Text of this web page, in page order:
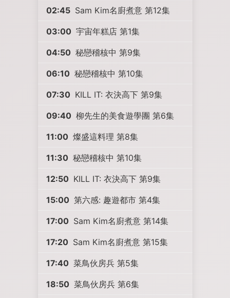
02:45 Sam Kim名廚煮意 第12集
03:00 宇宙年糕店 第1集
04:50 秘戀稽核中 第9集
06:10 秘戀稽核中 第10集
07:30 KILL IT: 衣決高下 第9集
09:40 柳先生的美食遊學團 第6集
11:00 燦盛這料理 第8集
11:30 秘戀稽核中 第10集
12:50 KILL IT: 衣決高下 第9集
15:00 第六感: 趣遊都市 第4集
17:00 Sam Kim名廚煮意 第14集
17:20 Sam Kim名廚煮意 第15集
17:40 菜鳥伙房兵 第5集
18:50 菜鳥伙房兵 第6集